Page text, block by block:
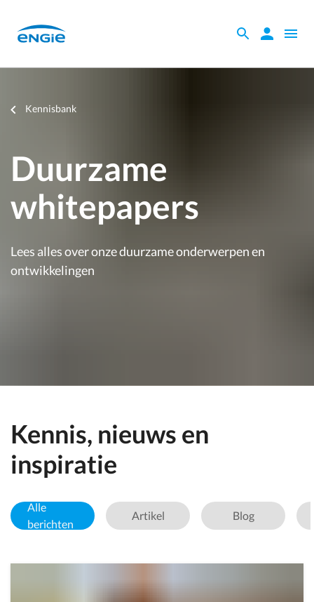
mainZoeken
de
Zoeken
Open
Je
Kennisbank
Duurzame
whitepapers
Lees alles over onze duurzame onderwerpen en
ontwikkelingen
Kennis, nieuws en
inspiratie
Alle
berichten
Artikel Blog